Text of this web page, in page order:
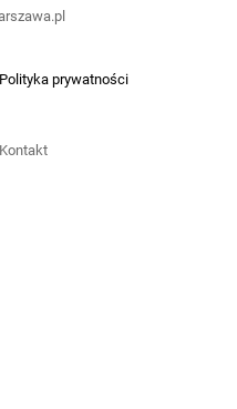
Polityka prywatności
Kontakt